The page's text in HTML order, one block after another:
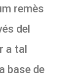
remès
del
a tal
base de